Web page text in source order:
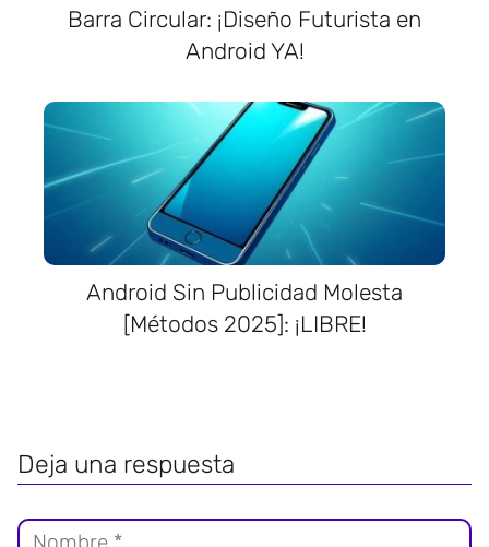
Barra Circular: ¡Diseño Futurista en
Android YA!
Android Sin Publicidad Molesta
[Métodos 2025]: ¡LIBRE!
Deja una respuesta